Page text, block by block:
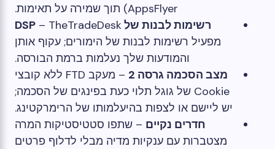
AppsFlyer) תוך שמירה על תאימות.
רשימות לבנות של DSP– TheTradeDesk
מפעיל רשימות לבנות של הימורים; עקוף אותן
והמודעות שלך נעלמות ברמת הבורסה.
מצב הסכמה גרסה 2
– מעקב FTD ללא קובצי
Cookie של גוגל תלוי כעת בפינגים של הסכמה;
יש ליישם או לצפות בהיעלמותו של הרימרקטינג.
חדרים נקיים – שתפו סטטיסטיקות המרה
מצטברות עם ענקיות מדיה מבלי לדלוף פרטים